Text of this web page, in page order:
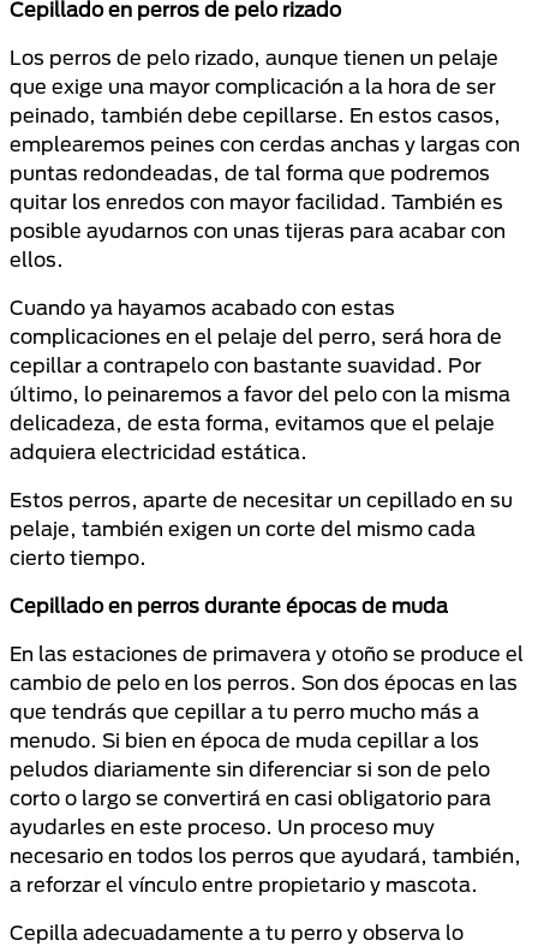
Cepillado en perros de pelo rizado
Los perros de pelo rizado, aunque tienen un pelaje
que exige una mayor complicación a la hora de ser
peinado, también debe cepillarse. En estos casos,
emplearemos peines con cerdas anchas y largas con
puntas redondeadas, de tal forma que podremos
quitar los enredos con mayor facilidad. También es
posible ayudarnos con unas tijeras para acabar con
ellos.
Cuando ya hayamos acabado con estas
complicaciones en el pelaje del perro, será hora de
cepillar a contrapelo con bastante suavidad. Por
último, lo peinaremos a favor del pelo con la misma
delicadeza, de esta forma, evitamos que el pelaje
adquiera electricidad estática.
Estos perros, aparte de necesitar un cepillado en su
pelaje, también exigen un corte del mismo cada
cierto tiempo.
Cepillado en perros durante épocas de muda
En las estaciones de primavera y otoño se produce el
cambio de pelo en los perros. Son dos épocas en las
que tendrás que cepillar a tu perro mucho más a
menudo. Si bien en época de muda cepillar a los
peludos diariamente sin diferenciar si son de pelo
corto o largo se convertirá en casi obligatorio para
ayudarles en este proceso. Un proceso muy
necesario en todos los perros que ayudará, también,
a reforzar el vínculo entre propietario y mascota.
Cepilla adecuadamente a tu perro y observa lo